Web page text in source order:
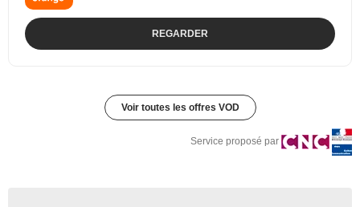
REGARDER
Voir toutes les offres VOD
Service proposé par